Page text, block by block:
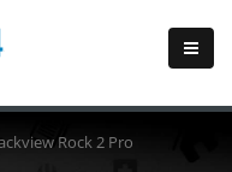
Rock 2 Pro